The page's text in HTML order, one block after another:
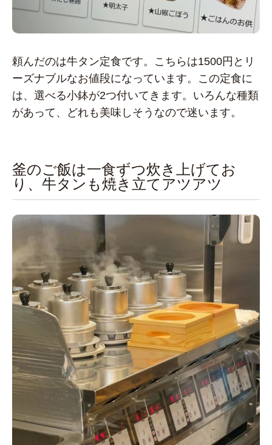
頼んだのは牛タン定食です。こちらは1500円とリ
ーズナブルなお値段になっています。この定食に
は、選べる小鉢が2つ付いてきます。いろんな種類
があって、どれも美味しそうなので迷います。
釜のご飯は一食ずつ炊き上げてお
り、牛タンも焼き立てアツアツ